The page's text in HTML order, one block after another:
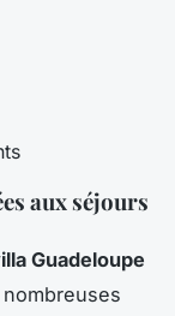
aux séjours
Guadeloupe